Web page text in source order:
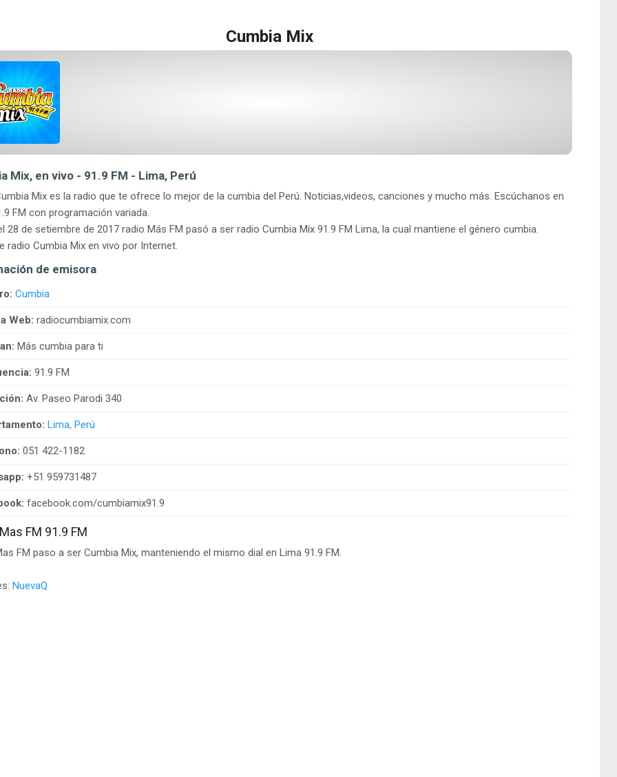
Cumbia Mix
Mix, en vivo - 91.9 FM - Lima, Perú
Mix es la radio que te ofrece lo mejor de la cumbia del Perú. Noticias,videos, canciones y mucho más. Escúchanos en
FM con programación variada.
28 de setiembre de 2017 radio Más FM pasó a ser radio Cumbia Míx 91.9 FM Lima, la cual mantiene el género cumbia.
radio Cumbia Mix en vivo por Internet.
de emisora
Cumbia
Web: radiocumbiamix.com
Más cumbia para ti
91.9 FM
Av. Paseo Parodi 340
Lima, Perú
051 422-1182
+51 959731487
facebook.com/cumbiamix91.9
FM 91.9 FM
FM paso a ser Cumbia Mix, manteniendo el mismo dial en Lima 91.9 FM.
NuevaQ